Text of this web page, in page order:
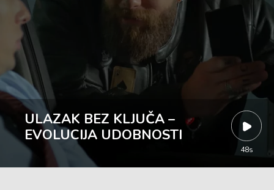
ULAZAK BEZ KLJUČA –
EVOLUCIJA UDOBNOSTI
48s